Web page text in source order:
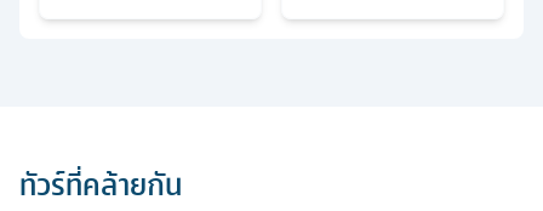
ทัวร์ที่คล้ายกัน